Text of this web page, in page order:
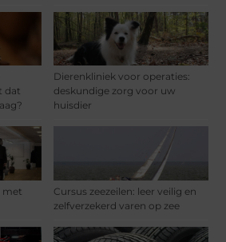
dat
Dierenkliniek voor operaties:
deskundige zorg voor uw
huisdier
met
Cursus zeezeilen: leer veilig en
zelfverzekerd varen op zee